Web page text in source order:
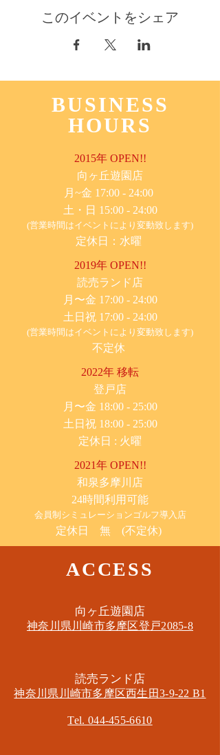
このイベントをシェア
BUSINESS
HOURS
2015年 OPEN!!
​向ヶ丘遊園店
月~金 17:00 - 24:00
土・日 15:00 - 24:00
(営業時間はイベントにより変動致します)
定休日：水曜
2019年 OPEN!!
​読売ランド店
月〜金 17:00 - 24:00
土日祝 17:00 - 24:00
(営業時間はイベントにより変動致します)
不定休
2022年 移転
​登戸店
月〜金 18:00 - 25:00
土日祝 18:00 - 25:00
​定休日 : 火曜
2021年 OPEN!!
​和泉多摩川店
24時間利用可能
​会員制シミュレーションゴルフ導入店
定休日 無 (不定休)
ACCESS
​向ヶ丘遊園店
神奈川県川崎市多摩区​登戸2085-8
​読売ランド店
神奈川県川崎市多摩区​西生田3-9-22 B1
Tel. 044-455-6610